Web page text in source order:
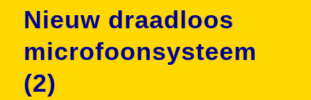
Nieuw draadloos
microfoonsysteem
(2)